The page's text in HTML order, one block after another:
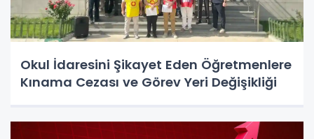
Okul İdaresini Şikayet Eden Öğretmenlere
Kınama Cezası ve Görev Yeri Değişikliği